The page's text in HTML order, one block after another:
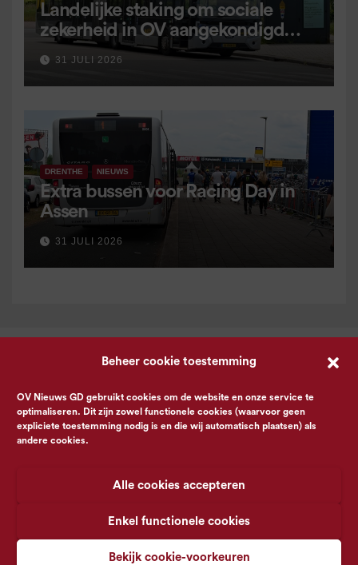
Beheer cookie toestemming
OV Nieuws GD gebruikt cookies om de website en onze service te
optimaliseren. Dit zijn zowel functionele cookies (waarvoor geen
expliciete toestemming nodig is en die wij automatisch plaatsen) als
andere cookies.
Alle cookies accepteren
Enkel functionele cookies
Bekijk cookie-voorkeuren
Landelijke staking om sociale
zekerheid in OV aangekondigd
voor 9 september
31 JULI 2026
DRENTHE NIEUWS
Extra bussen voor Racing Day in
Assen
31 JULI 2026